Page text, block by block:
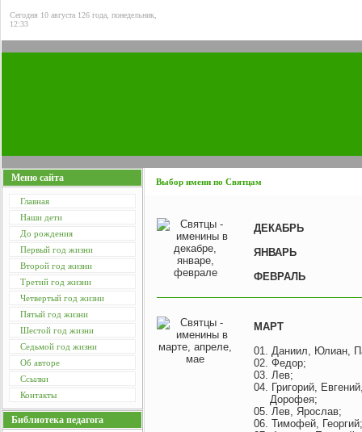
Сегодня 10 августа 126 года, понедельник,
12:33
Меню сайта
Главная
Наши дети
До рождения
Первый год жизни
Второй год жизни
Третий год жизни
Четвертый год жизни
Пятый год жизни
Шестой год жизни
Седьмой год жизни
Об авторе
Ссылки
Контакты
Библиотека педагога
Выбор имени по Святцам
ДЕКАБРЬ
ЯНВАРЬ
ФЕВРАЛЬ
МАРТ
01. Даниил, Юлиан,
02. Федор;
03. Лев;
04. Григорий,
Дорофея;
05. Лев, Ярослав;
06. Тимофей, Георгий;